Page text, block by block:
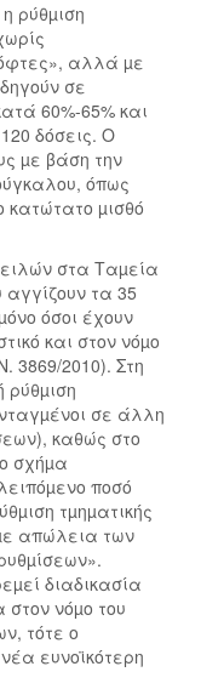
ρύθµιση
αλλά µε
σε
60%-65% και
δόσεις. Ο
µε βάση την
όπως
µισθό
στα Ταµεία
αγγίζουν τα 35
όσοι έχουν
και στον νόµο
3869/2010). Στη
ρύθµιση
σε άλλη
καθώς στο
σχήµα
ποσό
τµηµατικής
απώλεια των
διαδικασία
νόµο του
τότε ο
ευνοϊκότερη